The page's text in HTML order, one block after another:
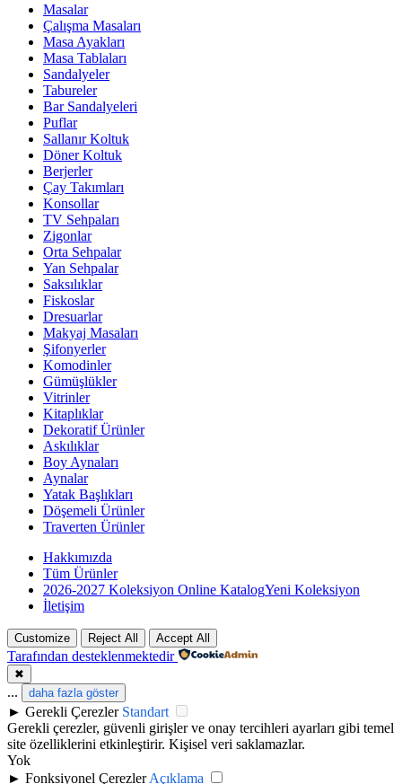
Masalar
Çalışma Masaları
Masa Ayakları
Masa Tablaları
Sandalyeler
Tabureler
Bar Sandalyeleri
Puflar
Sallanır Koltuk
Döner Koltuk
Berjerler
Çay Takımları
Konsollar
TV Sehpaları
Zigonlar
Orta Sehpalar
Yan Sehpalar
Saksılıklar
Fiskoslar
Dresuarlar
Makyaj Masaları
Şifonyerler
Komodinler
Gümüşlükler
Vitrinler
Kitaplıklar
Dekoratif Ürünler
Askılıklar
Boy Aynaları
Aynalar
Yatak Başlıkları
Döşemeli Ürünler
Traverten Ürünler
Hakkımızda
Tüm Ürünler
2026-2027 Koleksiyon Online KatalogYeni Koleksiyon
İletişim
Customize Reject All Accept All
Tarafından desteklenmektedir
✖
... daha fazla göster
► Gerekli Çerezler Standart
Gerekli çerezler, güvenli girişler ve onay tercihleri ayarları gibi temel
site özelliklerini etkinleştirir. Kişisel veri saklamazlar.
Yok
► Fonksiyonel Çerezler Açıklama